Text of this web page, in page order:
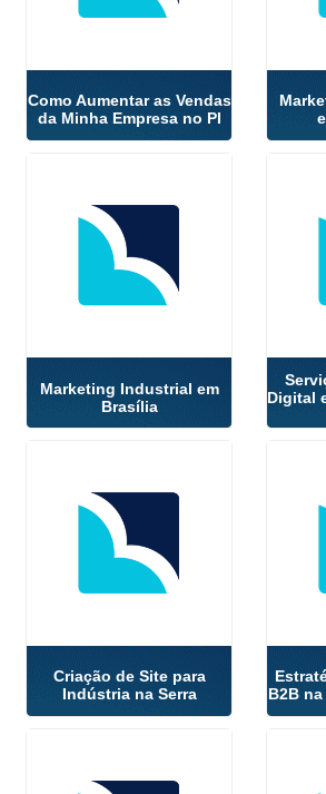
Como Aumentar as Vendas
da Minha Empresa no PI
Marketing Industrial em
Brasília
Digital
Criação de Site para
Indústria na Serra
B2B